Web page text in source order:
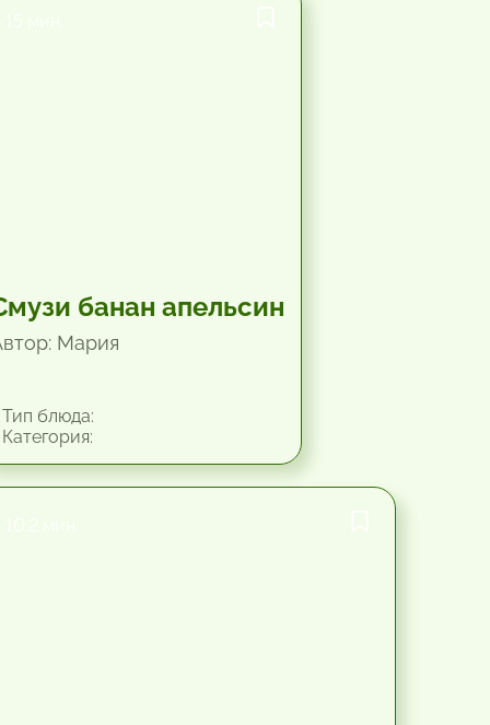
банан апельсин
Мария
блюда: